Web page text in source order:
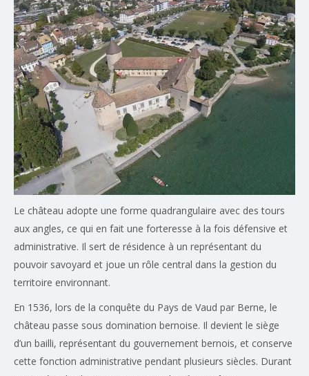
Le château adopte une forme quadrangulaire avec des tours
aux angles, ce qui en fait une forteresse à la fois défensive et
administrative. Il sert de résidence à un représentant du
pouvoir savoyard et joue un rôle central dans la gestion du
territoire environnant.
En 1536, lors de la conquête du Pays de Vaud par Berne, le
château passe sous domination bernoise. Il devient le siège
d’un bailli, représentant du gouvernement bernois, et conserve
cette fonction administrative pendant plusieurs siècles. Durant